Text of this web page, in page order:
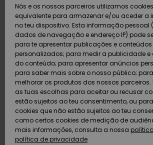
Calçado e
chinelos
Surfe/água
Snow
Artigos
recém-
chegados
Calçado e
chinelos
Surfe/água
Neve
Artigos
recém-
chegados
Highlights
Snow
SURF
Highlights
Community
SNOW
Criança
Snow Shop
Feminino
Highlights
Community
DUPLA
PROMO
Outlet
Mulher
AJUDA
Pagamento
Cartão
presente
Quiksilver
Freedom
Protecção de
dados
SUSTAINABILITY
Nós e os nossos parceiros utilizamos
equivalente para armazenar e/ou aceder a
no teu dispositivo. Esta informação pessoal
dados de navegação e endereço IP) pode
para te apresentar publicações e conteúdos
personalizados; para medir a publicidade e
do conteúdo; para apresentar anúncios
para saber mais sobre o nosso público;
melhorar os produtos dos nossos parceiros.
as tuas escolhas para aceitar ou recusar
estão sujeitos ao teu consentimento, ou
cookies que não estão sujeitos ao teu
como certos cookies de medição de
mais informações, consulta a nossa
política de privacidade